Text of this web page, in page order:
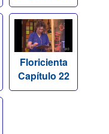
Floricienta
Capítulo 22